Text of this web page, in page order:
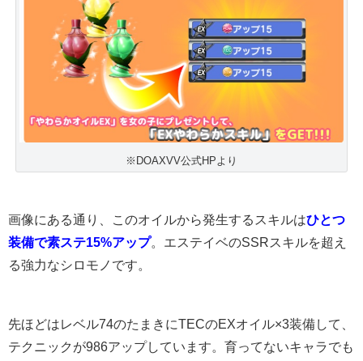
※DOAXVV公式HPより
画像にある通り、このオイルから発生するスキルはひとつ
装備で素ステ15%アップ。エステイベのSSRスキルを超え
る強力なシロモノです。
先ほどはレベル74のたまきにTECのEXオイル×3装備して、
テクニックが986アップしています。育ってないキャラでも